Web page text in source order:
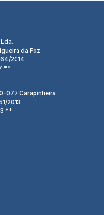
da Foz
2014
**
077 Carapinheira
2013
**